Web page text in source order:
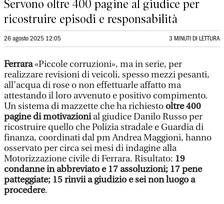
Servono oltre 400 pagine al giudice per
ricostruire episodi e responsabilità
26 agosto 2025 12:05 3 MINUTI DI LETTURA
Ferrara«Piccole corruzioni», ma in serie, per
realizzare revisioni di veicoli, spesso mezzi pesanti,
all’acqua di rose o non effettuarle affatto ma
attestando il loro avvenuto e positivo compimento.
Un sistema di mazzette che ha richiesto oltre 400
pagine di motivazionial giudice Danilo Russo per
ricostruire quello che Polizia stradale e Guardia di
finanza, coordinati dal pm Andrea Maggioni, hanno
osservato per circa sei mesi di indagine alla
Motorizzazione civile di Ferrara. Risultato: 19
condanne in abbreviato e 17 assoluzioni; 17 pene
patteggiate; 15 rinvii a giudizio e sei non luogo a
procedere.